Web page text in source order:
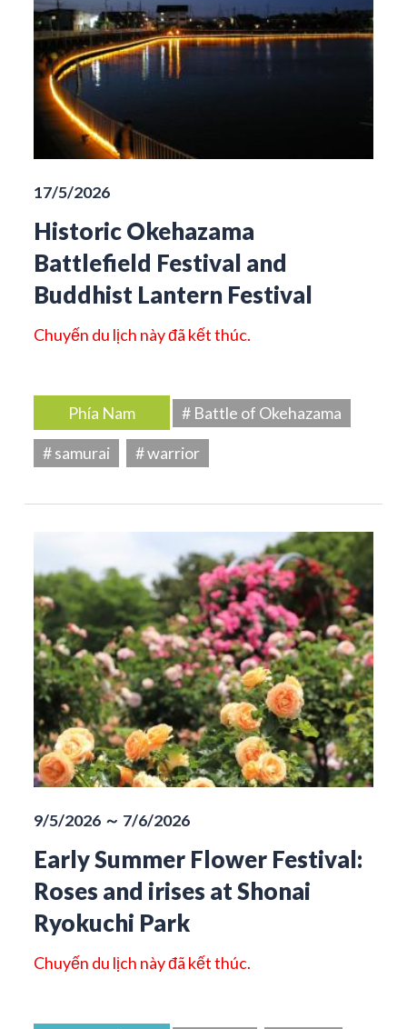
17/5/2026
Historic Okehazama
Battlefield Festival and
Buddhist Lantern Festival
Chuyến du lịch này đã kết thúc.
Phía Nam
# Battle of Okehazama
# samurai
# warrior
9/5/2026 ～ 7/6/2026
Early Summer Flower Festival:
Roses and irises at Shonai
Ryokuchi Park
Chuyến du lịch này đã kết thúc.